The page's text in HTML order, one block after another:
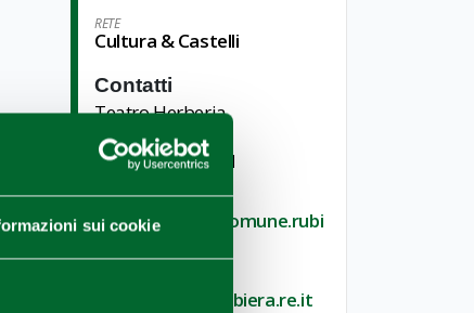
sui cookie
RETE
Cultura & Castelli
Contatti
Teatro Herberia
TELEFONO
+39 0522 622291
E-MAIL
prenotazioni@comune.rubi
era.re.it
www.comune.rubiera.re.it